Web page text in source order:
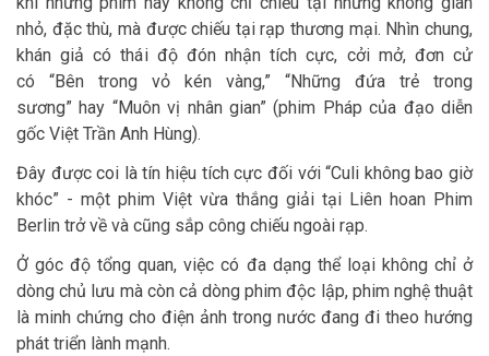
nhỏ, đặc thù, mà được chiếu tại rạp thương mại. Nhìn chung,
khán giả có thái độ đón nhận tích cực, cởi mở, đơn cử
có “Bên trong vỏ kén vàng,” “Những đứa trẻ trong
sương” hay “Muôn vị nhân gian” (phim Pháp của đạo diễn
gốc Việt Trần Anh Hùng).
Đây được coi là tín hiệu tích cực đối với “Culi không bao giờ
khóc” - một phim Việt vừa thắng giải tại Liên hoan Phim
Berlin trở về và cũng sắp công chiếu ngoài rạp.
Ở góc độ tổng quan, việc có đa dạng thể loại không chỉ ở
dòng chủ lưu mà còn cả dòng phim độc lập, phim nghệ thuật
là minh chứng cho điện ảnh trong nước đang đi theo hướng
phát triển lành mạnh.